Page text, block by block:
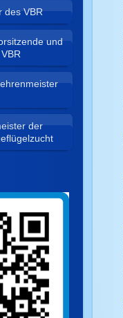
des VBR
und
der